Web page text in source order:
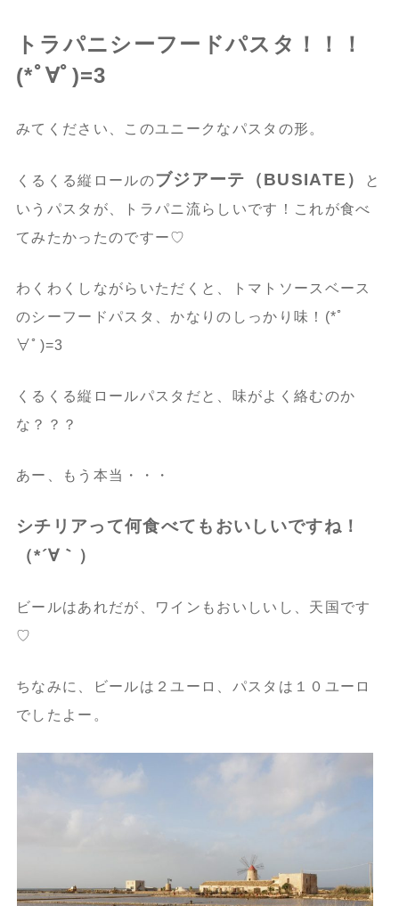
トラパニシーフードパスタ！！！
(*ﾟ∀ﾟ)=3
みてください、このユニークなパスタの形。
くるくる縦ロールのブジアーテ（BUSIATE）
と
いうパスタが、トラパニ流らしいです！これが食べ
てみたかったのですー♡
わくわくしながらいただくと、トマトソースベース
のシーフードパスタ、かなりのしっかり味！(*ﾟ
∀ﾟ)=3
くるくる縦ロールパスタだと、味がよく絡むのか
な？？？
あー、もう本当・・・
シチリアって何食べてもおいしいですね！
（*´∀｀）
ビールはあれだが、ワインもおいしいし、天国です
♡
ちなみに、ビールは２ユーロ、パスタは１０ユーロ
でしたよー。